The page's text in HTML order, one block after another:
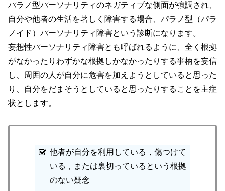
パラノ型パーソナリティのネガティブな側面が強調され、
自分や他者の生活を著しく障害する場合、パラノ型 （パラ
ノイド） パーソナリティ障害という診断になります。
妄想性パーソナリティ障害とも呼ばれるように、全く根拠
がなかったりわずかな根拠しかなかったりする事柄を妄信
し、周囲の人が自分に危害を加えようとしていると思った
り、自分をだまそうとしていると思ったりすることを主症
状とします。
他者が自分を利用している，傷つけて
いる，または裏切っているという根拠
のない疑念